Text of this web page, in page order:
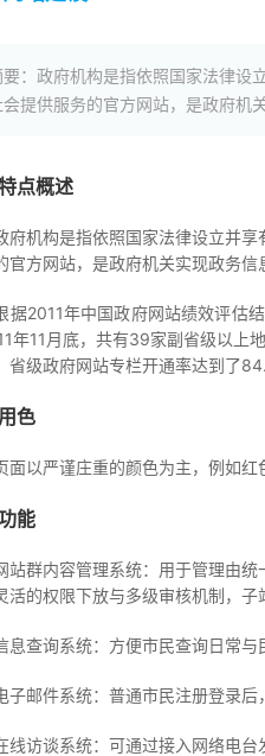
要：政府机构是指依照国家法律设
会提供服务的官方网站，是政府机
点概述
构是指依照国家法律设立并享
官方网站，是政府机关实现政务信
2011年中国政府网站绩效评估结
年11月底，共有39家副省级以上
省级政府网站专栏开通率达到了
色
严谨庄重的颜色为主，例如红色
能
内容管理系统：用于管理由统
活的权限下放与多级审核机制，子
询系统：方便市民查询日常与
件系统：普通市民注册登录后
访谈系统：可通过接入网络电台